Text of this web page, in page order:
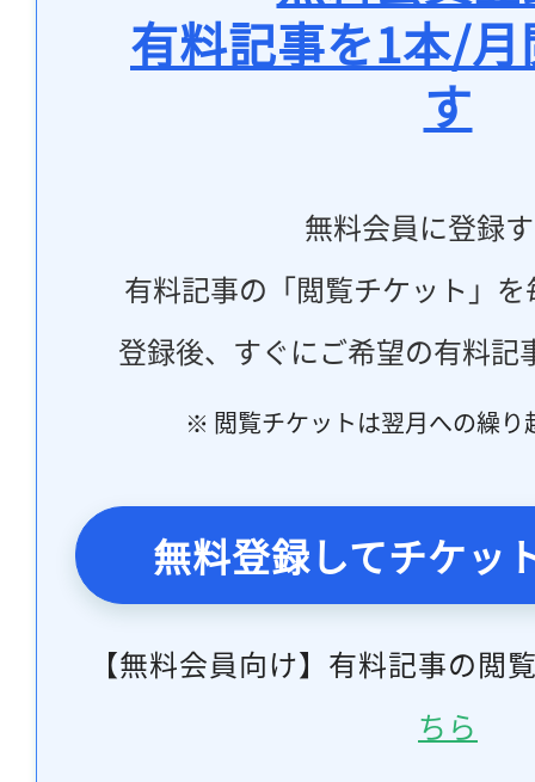
有料記事を1本/
す
無料会員に登録
有料記事の「閲覧チケット」
登録後、すぐにご希望の有料記
※ 閲覧チケットは翌月への繰り
無料登録してチケッ
【無料会員向け】有料記事の閲
ちら